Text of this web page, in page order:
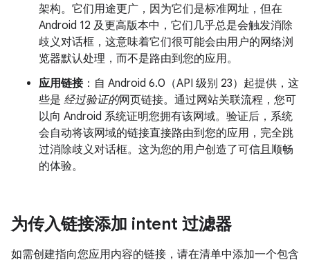
架构。它们用途更广，因为它们是标准网址，但在
Android 12 及更高版本中，它们几乎总是会触发消除
歧义对话框，这意味着它们很可能会由用户的网络浏
览器默认处理，而不是路由到您的应用。
应用链接：自 Android 6.0（API 级别 23）起提供，这
些是 经过验证的网页链接。通过网站关联流程，您可
以向 Android 系统证明您拥有该网域。验证后，系统
会自动将该网域的链接直接路由到您的应用，完全跳
过消除歧义对话框。这为您的用户创造了可信且顺畅
的体验。
为传入链接添加 intent 过滤器
如需创建指向您应用内容的链接，请在清单中添加一个包含